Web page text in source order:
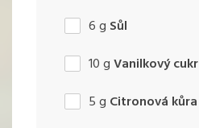
6g Sůl
10gVanilkový cukr
5g Citronová kůra